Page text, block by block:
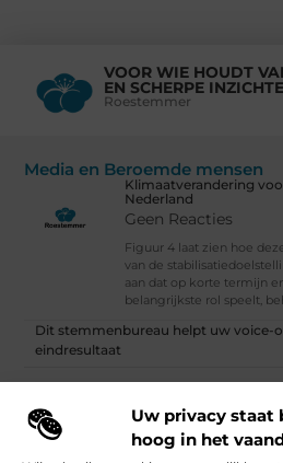
Uw privacy staat
hoog in het
VOOR WIE HOUDT
EN SCHERPE
Roestemmer
Media en Beroemde mensen
Klimaatverandering
Nederland
Geen Reacties
Figuur 4 laat zien hoe
van de
aan dat op korte termijn
belangrijkste rol speelt,
Dit stemmenbureau helpt uw voice-
eindresultaat
Vind Ons Hier :